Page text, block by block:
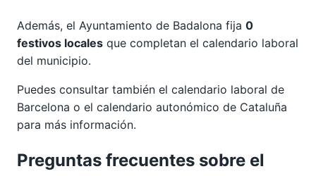
Además, el Ayuntamiento de Badalona fija 0
festivos locales que completan el calendario laboral
del municipio.
Puedes consultar también el calendario laboral de
Barcelona o el calendario autonómico de Cataluña
para más información.
Preguntas frecuentes sobre el